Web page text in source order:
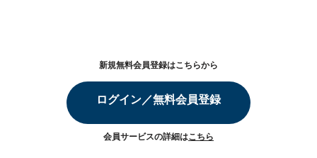
新規無料会員登録はこちらから
ログイン／無料会員登録
会員サービスの詳細はこちら